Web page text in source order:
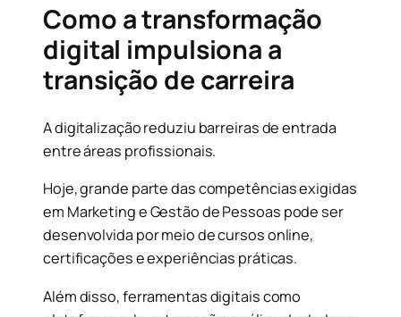
Como a transformação
digital impulsiona a
transição de carreira
A digitalização reduziu barreiras de entrada
entre áreas profissionais.
Hoje, grande parte das competências exigidas
em Marketing e Gestão de Pessoas pode ser
desenvolvida por meio de cursos online,
certificações e experiências práticas.
Além disso, ferramentas digitais como